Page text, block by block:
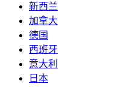
新西兰
加拿大
德国
西班牙
意大利
日本